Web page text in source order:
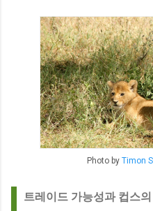
Photo by Timon
트레이드 가능성과 컵스의